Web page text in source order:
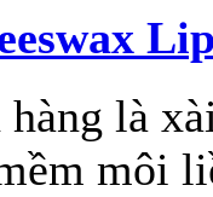
hàng là
môi